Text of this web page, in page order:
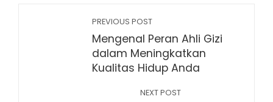
PREVIOUS POST
Mengenal Peran Ahli Gizi
dalam Meningkatkan
Kualitas Hidup Anda
NEXT POST